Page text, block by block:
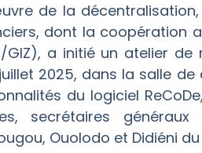
de la
dont la coopération
GIZ), a initié un atelier
2025, dans la salle
du logiciel
secrétaires
Ouolodo et Didiéni